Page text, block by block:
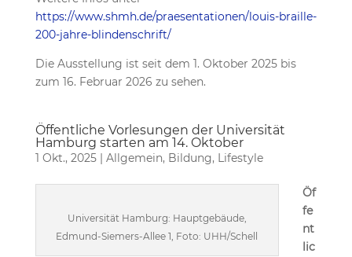
https://www.shmh.de/praesentationen/louis-braille-
200-jahre-blindenschrift/
Die Ausstellung ist seit dem 1. Oktober 2025 bis
zum 16. Februar 2026 zu sehen.
Öffentliche Vorlesungen der Universität
Hamburg starten am 14. Oktober
1 Okt., 2025| Allgemein, Bildung, Lifestyle
Universität Hamburg: Hauptgebäude,
Edmund-Siemers-Allee 1, Foto: UHH/Schell
Öf
fe
nt
lic